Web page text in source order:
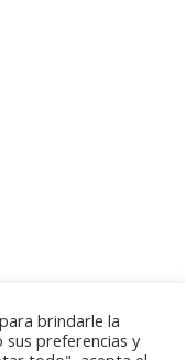
brindarle la
preferencias y